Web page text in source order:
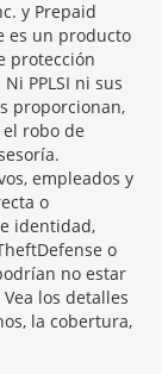
y Prepaid
es un producto
protección
PPLSI ni sus
proporcionan,
robo de
empleados y
o
identidad,
o
no estar
los detalles
la cobertura,